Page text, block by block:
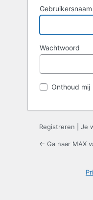
Wachtwoord
Onthoud mij
Registreren Je
← Ga naar MAX